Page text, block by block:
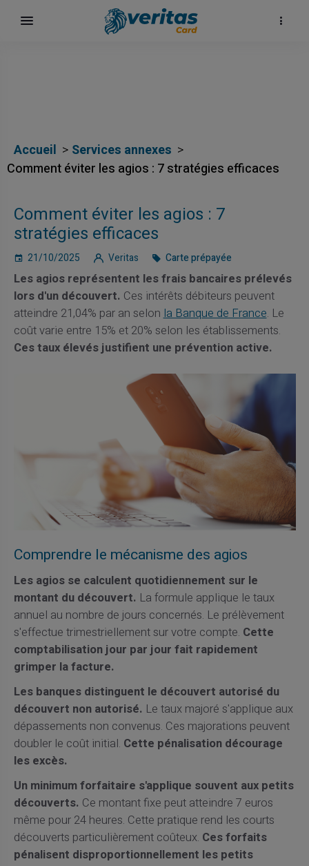
Accueil
Services annexes
Comment éviter les agios : 7 stratégies efficaces
Comment éviter les agios : 7
stratégies efficaces
21/10/2025 Veritas Carte prépayée
Les agios représentent les frais bancaires prélevés
lors d'un découvert. Ces intérêts débiteurs peuvent
atteindre 21,04% par an selonla Banque de France. Le
coût varie entre 15% et 20% selon les établissements.
Ces taux élevés justifient une prévention active.
Comprendre le mécanisme des agios
Les agios se calculent quotidiennement sur le
montant du découvert. La formule applique le taux
annuel au nombre de jours concernés. Le prélèvement
s'effectue trimestriellement sur votre compte. Cette
comptabilisation jour par jour fait rapidement
grimper la facture.
Les banques distinguent le découvert autorisé du
découvert non autorisé. Le taux majoré s'applique aux
dépassements non convenus. Ces majorations peuvent
doubler le coût initial. Cette pénalisation décourage
les excès.
Un minimum forfaitaire s'applique souvent aux petits
découverts. Ce montant fixe peut atteindre 7 euros
même pour 24 heures. Cette pratique rend les courts
découverts particulièrement coûteux. Ces forfaits
pénalisent disproportionnellement les petits